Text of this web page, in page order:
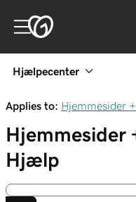
Hjælpecenter
Applies to: Hjemmesider
Hjemmesider
Hjælp